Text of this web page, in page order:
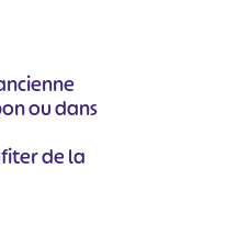
ou dans
de la